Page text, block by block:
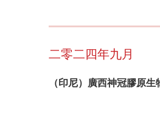
二零二四年九月
（印尼）廣西神冠膠原